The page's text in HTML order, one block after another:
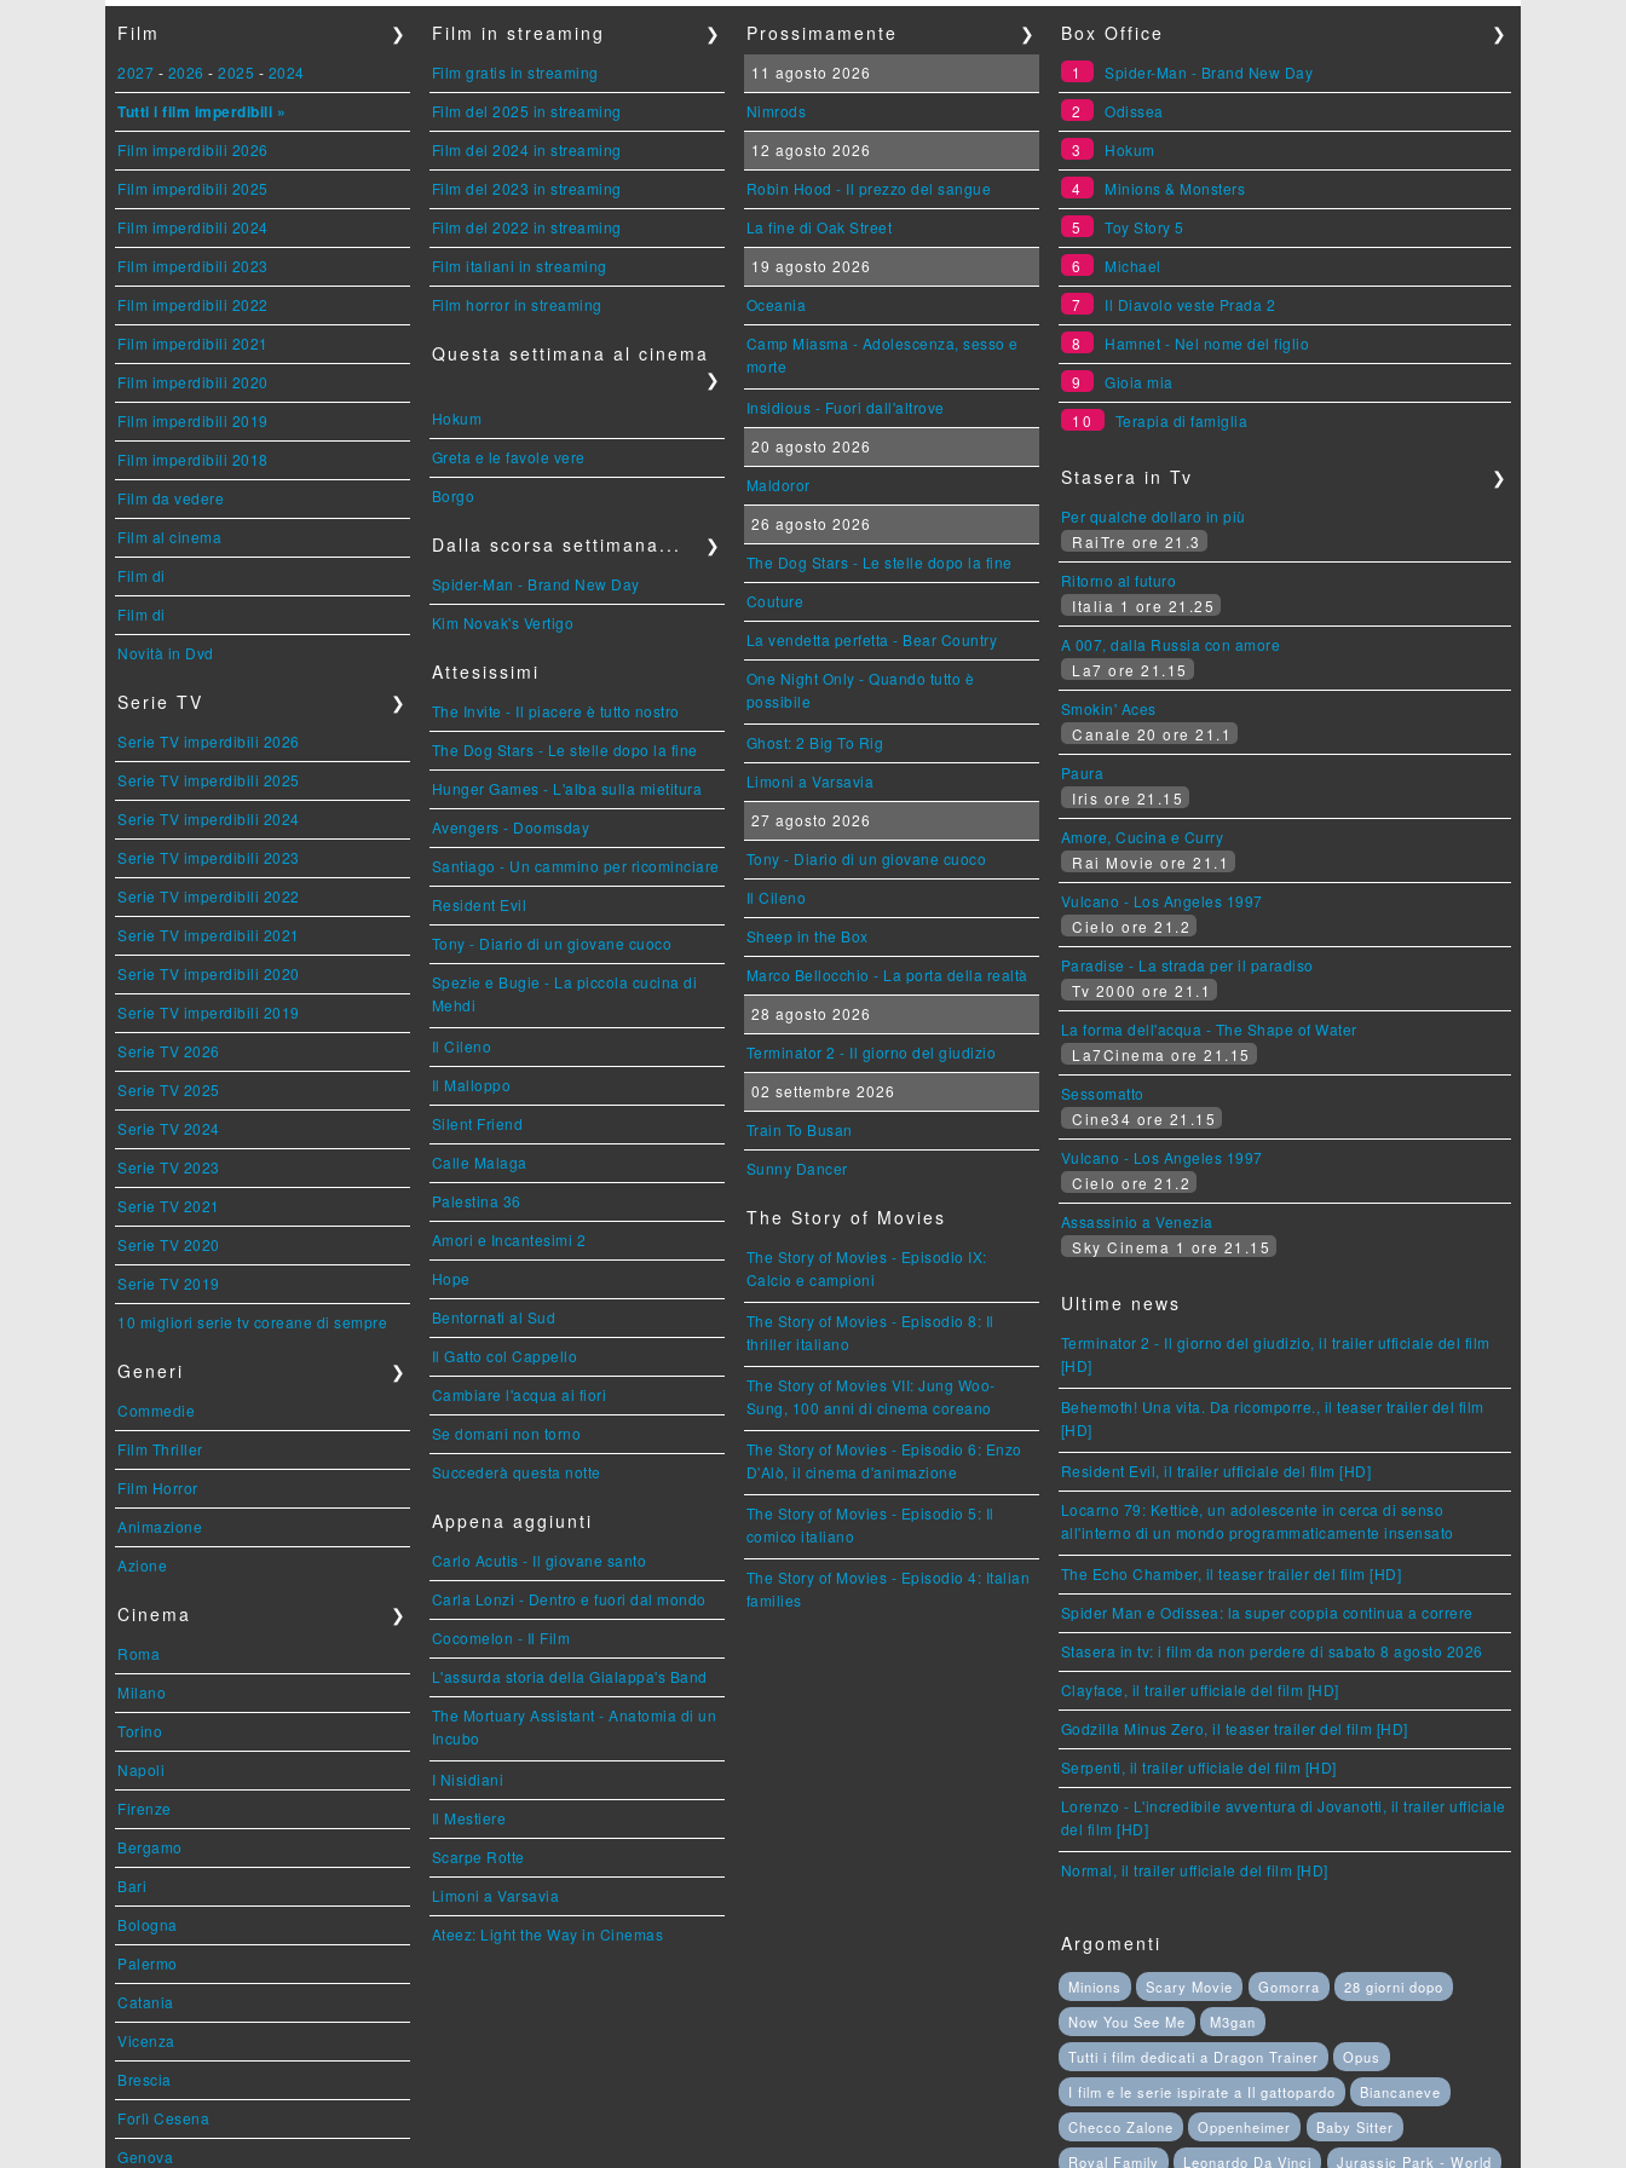
Film ❯
2027 - 2026 - 2025 - 2024
Tutti i film imperdibili »
Film imperdibili 2026
Film imperdibili 2025
Film imperdibili 2024
Film imperdibili 2023
Film imperdibili 2022
Film imperdibili 2021
Film imperdibili 2020
Film imperdibili 2019
Film imperdibili 2018
Film da vedere
Film al cinema
Film di
Film di
Novità in Dvd
Serie TV ❯
Serie TV imperdibili 2026
Serie TV imperdibili 2025
Serie TV imperdibili 2024
Serie TV imperdibili 2023
Serie TV imperdibili 2022
Serie TV imperdibili 2021
Serie TV imperdibili 2020
Serie TV imperdibili 2019
Serie TV 2026
Serie TV 2025
Serie TV 2024
Serie TV 2023
Serie TV 2021
Serie TV 2020
Serie TV 2019
10 migliori serie tv coreane di sempre
Generi ❯
Commedie
Film Thriller
Film Horror
Animazione
Azione
Cinema ❯
Roma
Milano
Torino
Napoli
Firenze
Bergamo
Bari
Bologna
Palermo
Catania
Vicenza
Brescia
Forlì Cesena
Genova
Film in streaming ❯
Film gratis in streaming
Film del 2025 in streaming
Film del 2024 in streaming
Film del 2023 in streaming
Film del 2022 in streaming
Film italiani in streaming
Film horror in streaming
Questa settimana al cinema
❯
Hokum
Greta e le favole vere
Borgo
Dalla scorsa settimana... ❯
Spider-Man - Brand New Day
Kim Novak's Vertigo
Attesissimi
The Invite - Il piacere è tutto nostro
The Dog Stars - Le stelle dopo la fine
Hunger Games - L'alba sulla mietitura
Avengers - Doomsday
Santiago - Un cammino per ricominciare
Resident Evil
Tony - Diario di un giovane cuoco
Spezie e Bugie - La piccola cucina di
Mehdi
Il Cileno
Il Malloppo
Silent Friend
Calle Malaga
Palestina 36
Amori e Incantesimi 2
Hope
Bentornati al Sud
Il Gatto col Cappello
Cambiare l'acqua ai fiori
Se domani non torno
Succederà questa notte
Appena aggiunti
Carlo Acutis - Il giovane santo
Carla Lonzi - Dentro e fuori dal mondo
Cocomelon - Il Film
L'assurda storia della Gialappa's Band
The Mortuary Assistant - Anatomia di un
Incubo
I Nisidiani
Il Mestiere
Scarpe Rotte
Limoni a Varsavia
Ateez: Light the Way in Cinemas
Prossimamente ❯
11 agosto 2026
Nimrods
12 agosto 2026
Robin Hood - Il prezzo del sangue
La fine di Oak Street
19 agosto 2026
Oceania
Camp Miasma - Adolescenza, sesso e
morte
Insidious - Fuori dall'altrove
20 agosto 2026
Maldoror
26 agosto 2026
The Dog Stars - Le stelle dopo la fine
Couture
La vendetta perfetta - Bear Country
One Night Only - Quando tutto è
possibile
Ghost: 2 Big To Rig
Limoni a Varsavia
27 agosto 2026
Tony - Diario di un giovane cuoco
Il Cileno
Sheep in the Box
Marco Bellocchio - La porta della realtà
28 agosto 2026
Terminator 2 - Il giorno del giudizio
02 settembre 2026
Train To Busan
Sunny Dancer
The Story of Movies
The Story of Movies - Episodio IX:
Calcio e campioni
The Story of Movies - Episodio 8: Il
thriller italiano
The Story of Movies VII: Jung Woo-
Sung, 100 anni di cinema coreano
The Story of Movies - Episodio 6: Enzo
D'Alò, il cinema d'animazione
The Story of Movies - Episodio 5: Il
comico italiano
The Story of Movies - Episodio 4: Italian
families
Box Office ❯
1
Spider-Man - Brand New Day
2
Odissea
3
Hokum
4
Minions & Monsters
5
Toy Story 5
6
Michael
7
Il Diavolo veste Prada 2
8
Hamnet - Nel nome del figlio
9
Gioia mia
10
Terapia di famiglia
Stasera in Tv ❯
Per qualche dollaro in più
RaiTre ore 21.3
Ritorno al futuro
Italia 1 ore 21.25
A 007, dalla Russia con amore
La7 ore 21.15
Smokin' Aces
Canale 20 ore 21.1
Paura
Iris ore 21.15
Amore, Cucina e Curry
Rai Movie ore 21.1
Vulcano - Los Angeles 1997
Cielo ore 21.2
Paradise - La strada per il paradiso
Tv 2000 ore 21.1
La forma dell'acqua - The Shape of Water
La7Cinema ore 21.15
Sessomatto
Cine34 ore 21.15
Vulcano - Los Angeles 1997
Cielo ore 21.2
Assassinio a Venezia
Sky Cinema 1 ore 21.15
Ultime news
Terminator 2 - Il giorno del giudizio, il trailer ufficiale del film
[HD]
Behemoth! Una vita. Da ricomporre., il teaser trailer del film
[HD]
Resident Evil, il trailer ufficiale del film [HD]
Locarno 79: Ketticè, un adolescente in cerca di senso
all'interno di un mondo programmaticamente insensato
The Echo Chamber, il teaser trailer del film [HD]
Spider Man e Odissea: la super coppia continua a correre
Stasera in tv: i film da non perdere di sabato 8 agosto 2026
Clayface, il trailer ufficiale del film [HD]
Godzilla Minus Zero, il teaser trailer del film [HD]
Serpenti, il trailer ufficiale del film [HD]
Lorenzo - L'incredibile avventura di Jovanotti, il trailer ufficiale
del film [HD]
Normal, il trailer ufficiale del film [HD]
Argomenti
Minions Scary Movie Gomorra
28 giorni dopo
Now You See Me
M3gan
Tutti i film dedicati a Dragon Trainer
Opus
I film e le serie ispirate a Il gattopardo
Biancaneve
Checco Zalone
Oppenheimer
Baby Sitter
Royal Family
Leonardo Da Vinci Jurassic Park - World